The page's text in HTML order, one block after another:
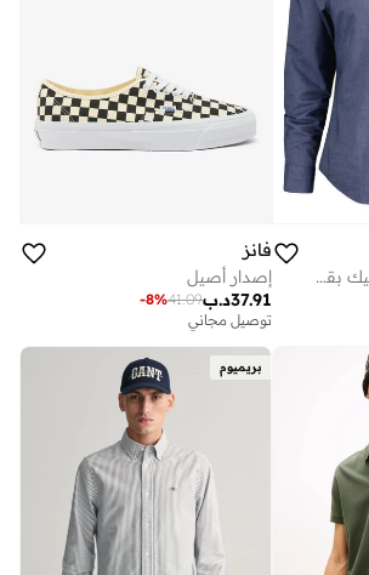
قميص أكسفورد كلاسيك بقصة ضيقة من جانت
فانز
إصدار أصيل
د.ب37.91
41.09
-8%
توصيل مجاني
بريميوم